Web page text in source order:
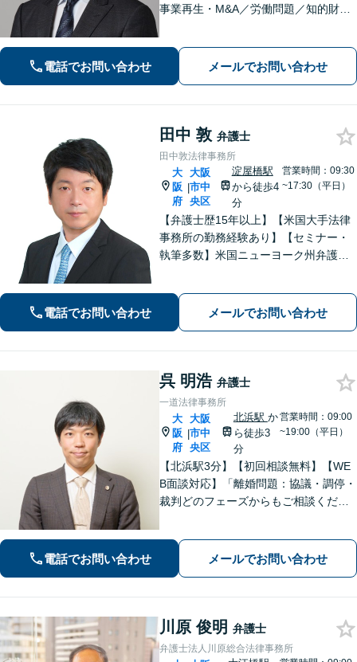
事業再生・M&A／労働問題／知的財産
業の成長をご支援します。【省庁出向
経験あり】
電話でお問い合わせ メールでお問い合わせ
田中 敦 弁護士
田中敦法律事務所
大
阪
府
|
大阪
市中
央区
淀屋橋駅
から徒歩4
分
営業時間：09:30
~17:30（平日）
【弁護士歴15年以上】【米国大手法律
事務所の勤務経験あり】【セミナー・
執筆多数】米国ニューヨーク州弁護士
をお受けしておりますので、お気軽に
ご連絡ください。【淀屋橋5分】
電話でお問い合わせ メールでお問い合わせ
呉 明浩 弁護士
一道法律事務所
大
阪
府
|
大阪
市中
央区
北浜駅 か
ら徒歩3
分
営業時間：09:00
~19:00（平日）
【北浜駅3分】【初回相談無料】【WE
B面談対応】「離婚問題：協議・調停・
裁判どのフェーズからもご相談くださ
己破産のメリット・デメリットを説明
し、最適な債務整理をご提案【休日相
電話でお問い合わせ メールでお問い合わせ
川原 俊明 弁護士
弁護士法人川原総合法律事務所